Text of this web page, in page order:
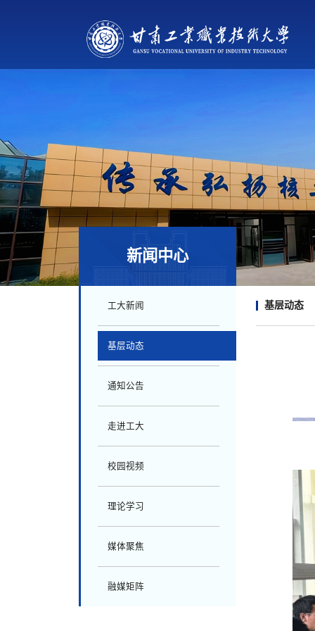
新闻中心
工大新闻
基层动态
通知公告
走进工大
校园视频
理论学习
媒体聚焦
融媒矩阵
基层动态